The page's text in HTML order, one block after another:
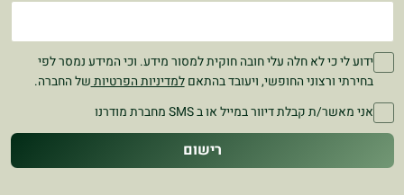
ידוע לי כי לא חלה עלי חובה חוקית למסור מידע. וכי המידע נמסר לפי
בחירתי ורצוני החופשי, ויעובד בהתאםלמדיניות הפרטיותשל החברה.
אני מאשר/ת קבלת דיוור במייל או ב SMS מחברת מודרנו
רישום